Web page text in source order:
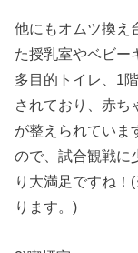
他にもオムツ換え
た授乳室やベビー
多目的トイレ、1
されており、赤ち
が整えられていま
ので、試合観戦に
り大満足ですね
ります。)